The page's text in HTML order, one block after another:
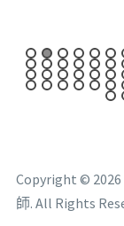
Copyright ©
師. All Rights